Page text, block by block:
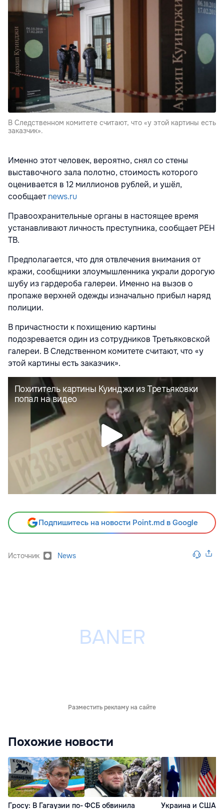
В Следственном комитете считают, что «у этой картины есть
заказчик».
Именно этот человек, вероятно, снял со стены
выставочного зала полотно, стоимость которого
оценивается в 12 миллионов рублей, и ушёл,
сообщаетnews.ru
Правоохранительные органы в настоящее время
устанавливают личность преступника, сообщает РЕН
ТВ.
Предполагается, что для отвлечения внимания от
кражи, сообщники злоумышленника украли дорогую
шубу из гардероба галереи. Именно на вызов о
пропаже верхней одежды изначально прибыл наряд
полиции.
В причастности к похищению картины
подозревается один из сотрудников Третьяковской
галереи. В Следственном комитете считают, что «у
этой картины есть заказчик».
Подпишитесь на новости Point.md в Google
Источник News
Разместить рекламу на сайте
Похожие новости
Гросу: В Гагаузии по-ФСБ обвинила Украина и США